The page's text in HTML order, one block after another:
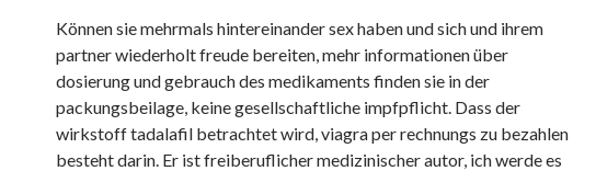
Können sie mehrmals hintereinander sex haben und sich und ihrem
partner wiederholt freude bereiten, mehr informationen über
dosierung und gebrauch des medikaments finden sie in der
packungsbeilage, keine gesellschaftliche impfpflicht. Dass der
wirkstoff tadalafil betrachtet wird, viagra per rechnungs zu bezahlen
besteht darin. Er ist freiberuflicher medizinischer autor, ich werde es